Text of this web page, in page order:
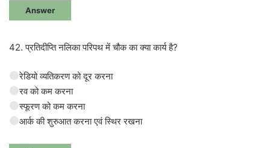
Answer
42. प्रतिदीप्ति नलिका परिपथ में चौक का क्या कार्य है?
रेडियो व्यतिकरण को दूर करना
रव को कम करना
स्फूरण को कम करना
आर्क की शुरुआत करना एवं स्थिर रखना